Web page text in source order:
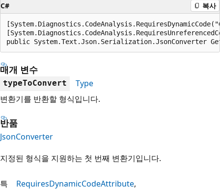
C# 복사
public System.Text.Json.Serialization.JsonConverter
매개 변수
typeToConvert
Type
변환기를 반환할 형식입니다.
반품
JsonConverter
지정된 형식을 지원하는 첫 번째 변환기입니다.
특
RequiresDynamicCodeAttribute